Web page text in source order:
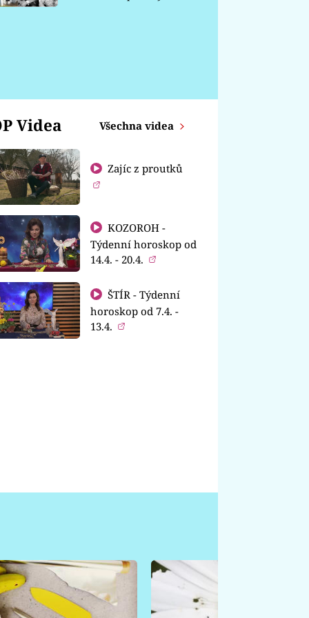
Videa Všechna videa
Zajíc z proutků
KOZOROH -
Týdenní horoskop od
14.4. - 20.4.
ŠTÍR - Týdenní
horoskop od 7.4. -
13.4.